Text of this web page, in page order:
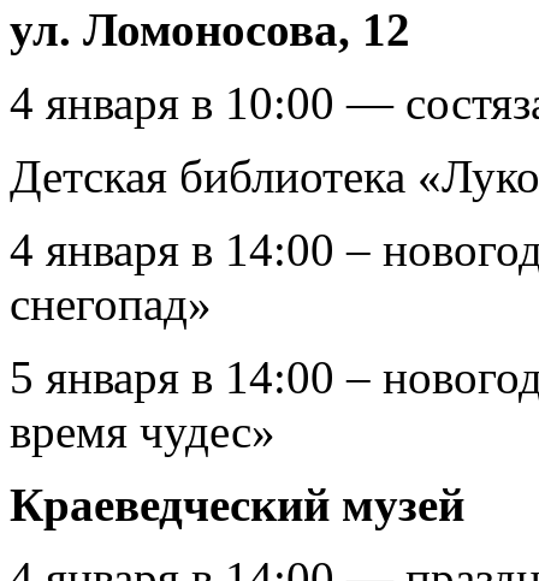
ул. Ломоносова, 12
4 января в 10:00 —
Детская библиотека
4 января в 14:00 –
снегопад»
5 января в 14:00 –
время чудес»
Краеведческий музей